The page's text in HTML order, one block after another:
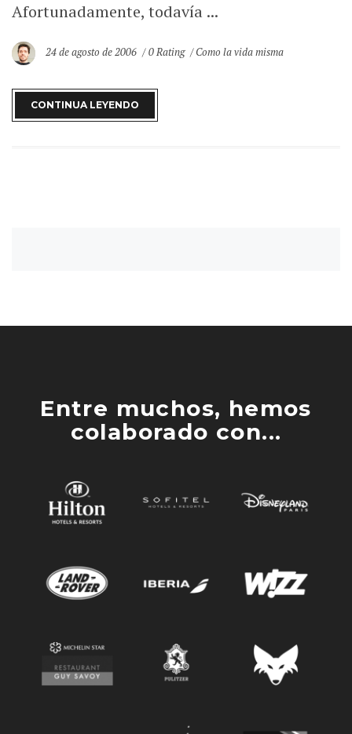
Afortunadamente, todavía ...
24 de agosto de 2006 0 Rating Como la vida misma
CONTINUA LEYENDO
Entre muchos, hemos
colaborado con...